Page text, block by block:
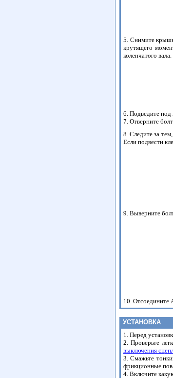
5. Снимите
крутящего
коленчатого вала.
6. Подведите под
7. Отверните
8. Следите за
Если подвести
9. Выверните
10. Отсоедините
УСТАНОВКА
1. Перед
2. Проверьте
выключения
3. Смажьте
фрикционные
4. Включите